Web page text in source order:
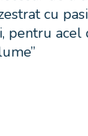
cu
pentru acel